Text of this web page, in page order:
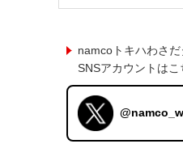
namcoトキハわさ
SNSアカウントはこ